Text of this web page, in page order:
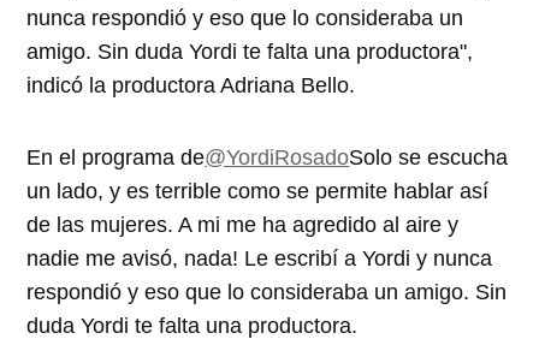
nunca respondió y eso que lo consideraba un
amigo. Sin duda Yordi te falta una productora",
indicó la productora Adriana Bello.
En el programa de@YordiRosadoSolo se escucha
un lado, y es terrible como se permite hablar así
de las mujeres. A mi me ha agredido al aire y
nadie me avisó, nada! Le escribí a Yordi y nunca
respondió y eso que lo consideraba un amigo. Sin
duda Yordi te falta una productora.